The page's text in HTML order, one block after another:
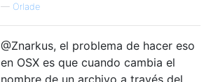
— Orlade
@Znarkus, el problema de hacer eso
en OSX es que cuando cambia el
nombre de un archivo a través del